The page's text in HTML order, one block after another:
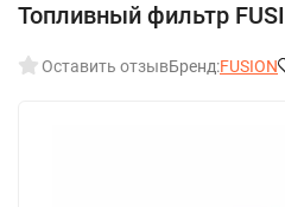
Топливный фильтр
Оставить отзывБренд:FUSION